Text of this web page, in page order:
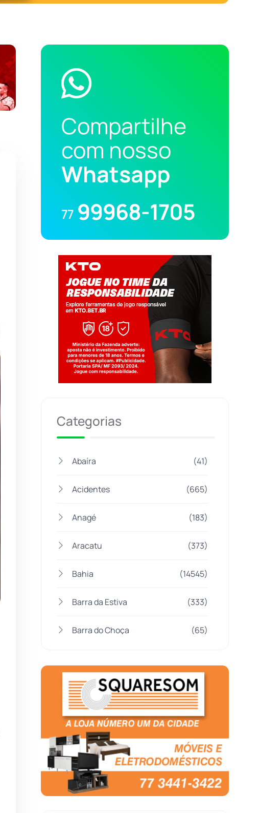
Compartilhe
com nosso
Whatsapp
77 99968-1705
Categorias
Abaíra (41)
Acidentes (665)
Anagé (183)
Aracatu (373)
Bahia (14545)
Barra da Estiva (333)
Barra do Choça (65)
Bom Jesus da Lapa (507)
Boquira (152)
Botuporã (72)
Brasil (7680)
Brumado (31958)